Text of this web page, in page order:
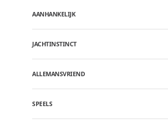
AANHANKELIJK
JACHTINSTINCT
ALLEMANSVRIEND
SPEELS